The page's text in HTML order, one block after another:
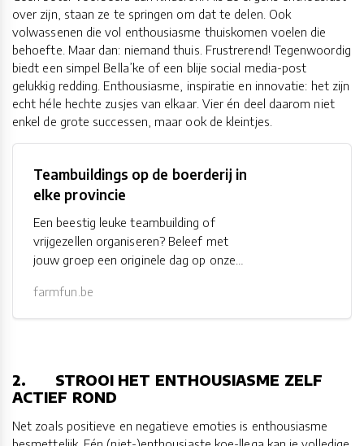
over zijn, staan ze te springen om dat te delen. Ook
volwassenen die vol enthousiasme thuiskomen voelen die
behoefte. Maar dan: niemand thuis. Frustrerend! Tegenwoordig
biedt een simpel Bella’ke of een blije social media-post
gelukkig redding. Enthousiasme, inspiratie en innovatie: het zijn
echt héle hechte zusjes van elkaar. Vier én deel daarom niet
enkel de grote successen, maar ook de kleintjes.
Teambuildings op de boerderij in
elke provincie
Een beestig leuke teambuilding of
vrijgezellen organiseren? Beleef met
jouw groep een originele dag op onze
Oost-Vlaanderen, West-Vlaanderen of
Vlaams-Brabant.
farmfun.be
2. STROOI HET ENTHOUSIASME ZELF
ACTIEF ROND
Net zoals positieve en negatieve emoties is enthousiasme